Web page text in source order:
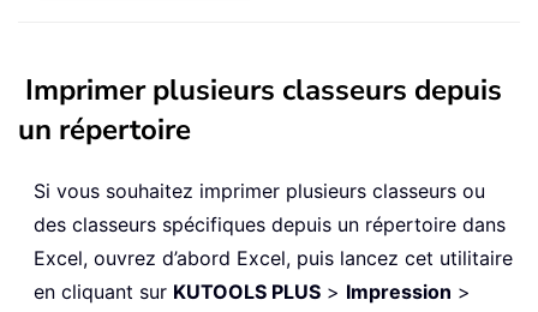
Imprimer plusieurs classeurs depuis
un répertoire
Si vous souhaitez imprimer plusieurs classeurs ou
des classeurs spécifiques depuis un répertoire dans
Excel, ouvrez d’abord Excel, puis lancez cet utilitaire
en cliquant sur KUTOOLS PLUS > Impression >